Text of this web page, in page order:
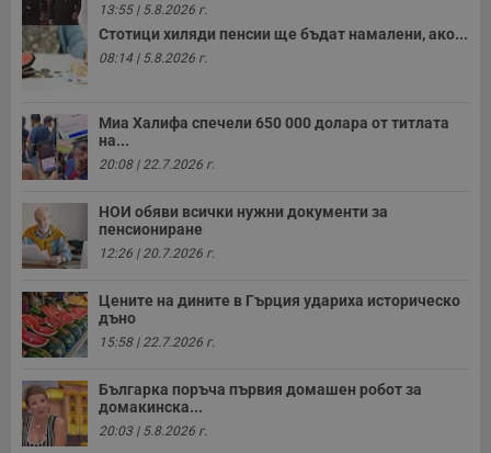
13:55 | 5.8.2026 г.
Стотици хиляди пенсии ще бъдат намалени, ако...
08:14 | 5.8.2026 г.
Миа Халифа спечели 650 000 долара от титлата
на...
20:08 | 22.7.2026 г.
НОИ обяви всички нужни документи за
пенсиониране
12:26 | 20.7.2026 г.
Цените на дините в Гърция удариха историческо
дъно
15:58 | 22.7.2026 г.
Българка поръча първия домашен робот за
домакинска...
20:03 | 5.8.2026 г.